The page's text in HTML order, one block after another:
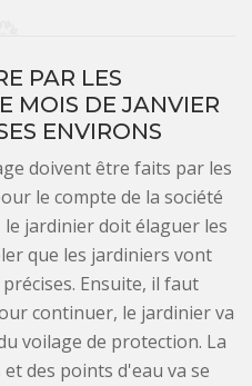
PAR LES
MOIS DE JANVIER
ENVIRONS
doivent être faits par les
le compte de la société
le jardinier doit élaguer les
que les jardiniers vont
Ensuite, il faut
continuer, le jardinier va
voilage de protection. La
des points d'eau va se